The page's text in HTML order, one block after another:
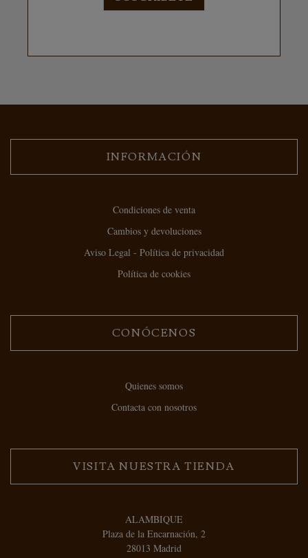
INFORMACIÓN
Condiciones de venta
Cambios y devoluciones
Aviso Legal - Política de privacidad
Política de cookies
CONÓCENOS
Quienes somos
Contacta con nosotros
VISITA NUESTRA TIENDA
ALAMBIQUE
Plaza de la Encarnación, 2
28013 Madrid